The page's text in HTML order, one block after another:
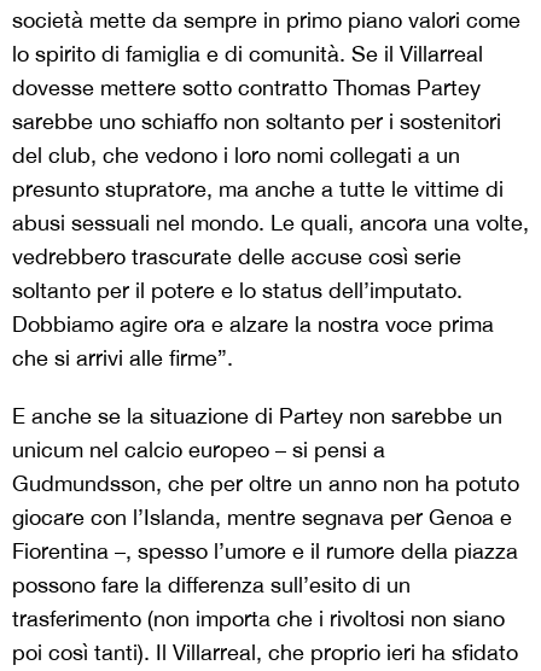
società mette da sempre in primo piano valori come
lo spirito di famiglia e di comunità. Se il Villarreal
dovesse mettere sotto contratto Thomas Partey
sarebbe uno schiaffo non soltanto per i sostenitori
del club, che vedono i loro nomi collegati a un
presunto stupratore, ma anche a tutte le vittime di
abusi sessuali nel mondo. Le quali, ancora una volte,
vedrebbero trascurate delle accuse così serie
soltanto per il potere e lo status dell’imputato.
Dobbiamo agire ora e alzare la nostra voce prima
che si arrivi alle firme”.
E anche se la situazione di Partey non sarebbe un
unicum nel calcio europeo – si pensi a
Gudmundsson, che per oltre un anno non ha potuto
giocare con l’Islanda, mentre segnava per Genoa e
Fiorentina –, spesso l’umore e il rumore della piazza
possono fare la differenza sull’esito di un
trasferimento (non importa che i rivoltosi non siano
poi così tanti). Il Villarreal, che proprio ieri ha sfidato